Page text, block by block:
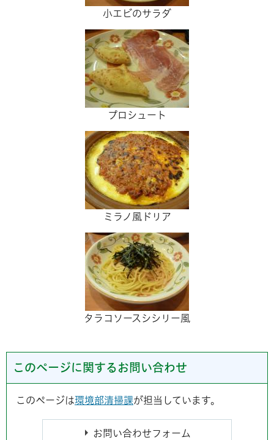
小エビのサラダ
プロシュート
ミラノ風ドリア
タラコソースシシリー風
このページに関するお問い合わせ
このページは環境部清掃課が担当しています。